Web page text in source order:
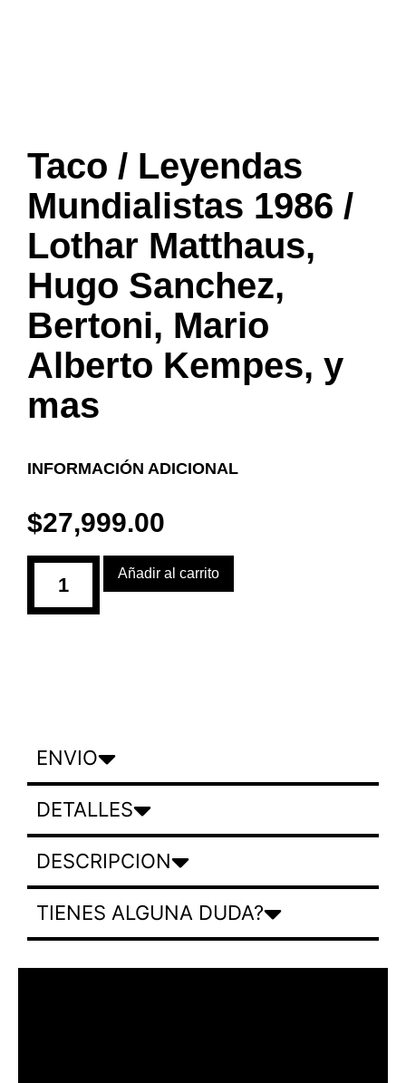
Taco / Leyendas
Mundialistas 1986 /
Lothar Matthaus,
Hugo Sanchez,
Bertoni, Mario
Alberto Kempes, y
mas
INFORMACIÓN ADICIONAL
$27,999.00
Añadir al carrito
ENVIO
DETALLES
DESCRIPCION
TIENES ALGUNA DUDA?